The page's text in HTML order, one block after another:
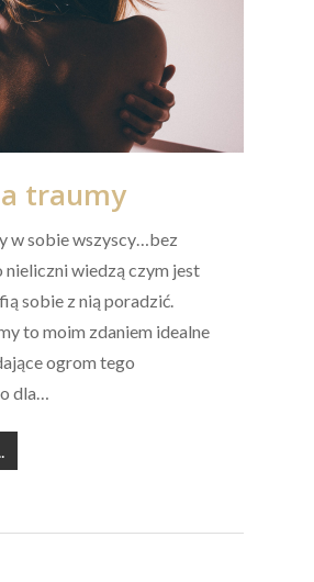
traumy
w sobie wszyscy…bez
wiedzą czym jest
sobie z nią poradzić.
to moim zdaniem idealne
ogrom tego
dla…